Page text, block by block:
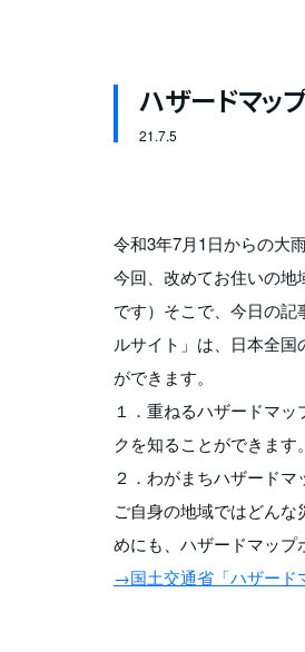
ハザードマッ
21.7.5
令和3年7月1日からの大
今回、改めてお住いの地
です）そこで、今日の記
ルサイト」は、日本全
ができます。
１．重ねるハザードマ
クを知ることができます。
２．わがまちハザード
ご自身の地域ではどん
めにも、ハザードマップ
→国土交通省「ハザード